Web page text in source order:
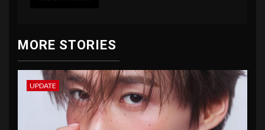
MORE STORIES
UPDATE